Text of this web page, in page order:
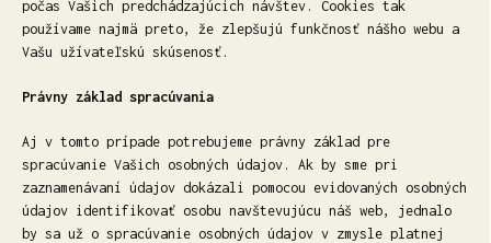
počas Vašich predchádzajúcich návštev. Cookies tak
používame najmä preto, že zlepšujú funkčnosť nášho webu a
Vašu užívateľskú skúsenosť.
Právny základ spracúvania
Aj v tomto prípade potrebujeme právny základ pre
spracúvanie Vašich osobných údajov. Ak by sme pri
zaznamenávaní údajov dokázali pomocou evidovaných osobných
údajov identifikovať osobu navštevujúcu náš web, jednalo
by sa už o spracúvanie osobných údajov v zmysle platnej